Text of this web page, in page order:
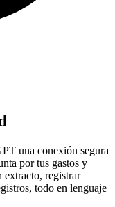
una conexión segura
por tus gastos y
extracto, registrar
todo en lenguaje